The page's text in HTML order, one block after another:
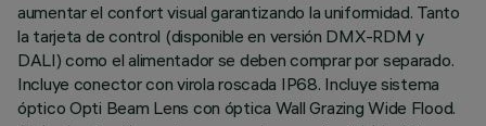
aumentar el confort visual garantizando la uniformidad. Tanto
la tarjeta de control (disponible en versión DMX-RDM y
DALI) como el alimentador se deben comprar por separado.
Incluye conector con virola roscada IP68. Incluye sistema
óptico Opti Beam Lens con óptica Wall Grazing Wide Flood.